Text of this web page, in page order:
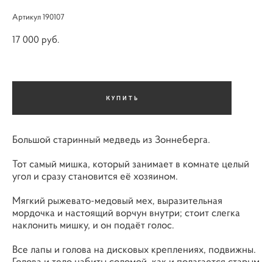
Артикул 190107
17 000 pуб.
КУПИТЬ
Большой старинный медведь из Зоннеберга.
Тот самый мишка, который занимает в комнате целый
угол и сразу становится её хозяином.
Мягкий рыжевато-медовый мех, выразительная
мордочка и настоящий ворчун внутри; стоит слегка
наклонить мишку, и он подаёт голос.
Все лапы и голова на дисковых креплениях, подвижны.